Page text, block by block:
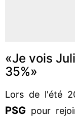
«Je vois
35%»
Lors de l'été
PSG pour